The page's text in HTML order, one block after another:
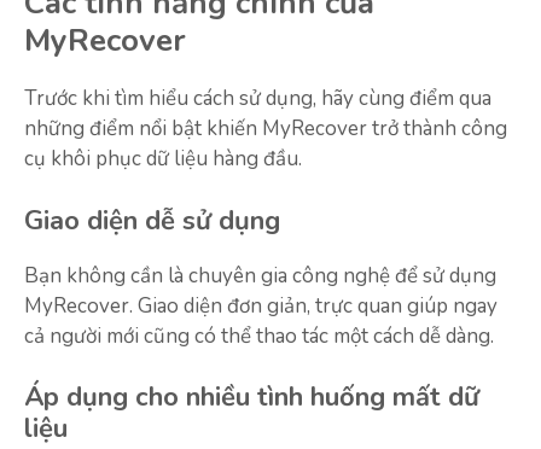
MyRecover
Trước khi tìm hiểu cách sử dụng, hãy cùng điểm qua
những điểm nổi bật khiến MyRecover trở thành công
cụ khôi phục dữ liệu hàng đầu.
Giao diện dễ sử dụng
Bạn không cần là chuyên gia công nghệ để sử dụng
MyRecover. Giao diện đơn giản, trực quan giúp ngay
cả người mới cũng có thể thao tác một cách dễ dàng.
Áp dụng cho nhiều tình huống mất dữ
liệu